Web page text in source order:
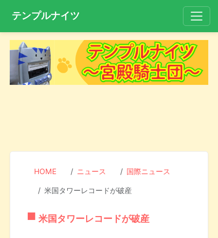
テンプルナイツ
HOME ニュース 国際ニュース
米国タワーレコードが破産
米国タワーレコードが破産